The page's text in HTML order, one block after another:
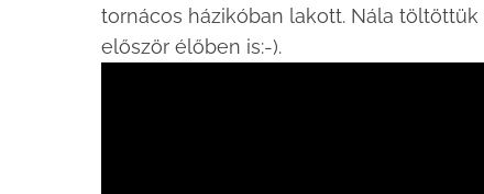
tornácos házikóban lakott. Nála
először élőben is:-).